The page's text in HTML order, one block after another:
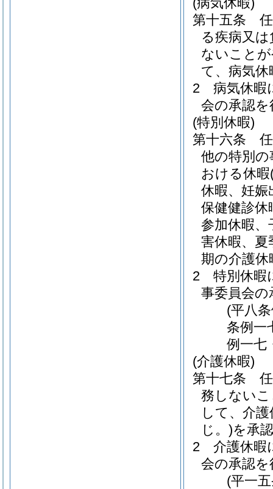
第十五条
る疾病又
ないこと
て、病気
2
病気休暇
会の承認
(特別休暇)
第十六条
他の特別
おける休暇
休暇、妊娠
保健健診休
参加休暇、
害休暇、
期の介護
2
特別休暇
事委員会
(平八
条例一
例一七
(介護休暇)
第十七条
務しない
して、介護
じ。)を承
2
介護休暇
会の承認
(平一